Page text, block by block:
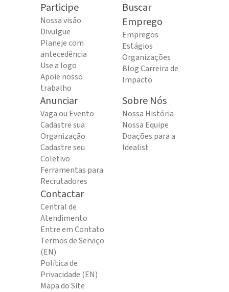
Participe
Nossa visão
Divulgue
Planeje com
antecedência
Use a logo
Apoie nosso
trabalho
Buscar
Emprego
Empregos
Estágios
Organizações
Blog Carreira de
Impacto
Anunciar
Vaga ou Evento
Cadastre sua
Organização
Cadastre seu
Coletivo
Ferramentas para
Recrutadores
Sobre Nós
Nossa História
Nossa Equipe
Doações para a
Idealist
Contactar
Central de
Atendimento
Entre em Contato
Termos de Serviço
(EN)
Política de
Privacidade (EN)
Mapa do Site